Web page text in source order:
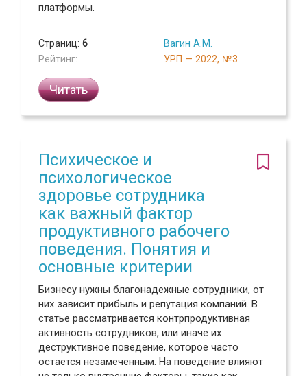
платформы.
Страниц: 6
Рейтинг:
Вагин А.М.
УРП — 2022, №3
Читать
Психическое и
психологическое
здоровье сотрудника
как важный фактор
продуктивного рабочего
поведения. Понятия и
основные критерии
Бизнесу нужны благонадежные сотрудники, от
них зависит прибыль и репутация компаний. В
статье рассматривается контрпродуктивная
активность сотрудников, или иначе их
деструктивное поведение, которое часто
остается незамеченным. На поведение влияют